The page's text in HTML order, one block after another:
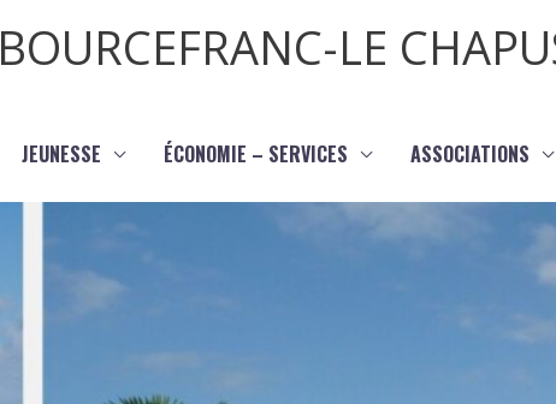
BOURCEFRANC-LE
JEUNESSE ÉCONOMIE – SERVICES ASSOCIATIONS